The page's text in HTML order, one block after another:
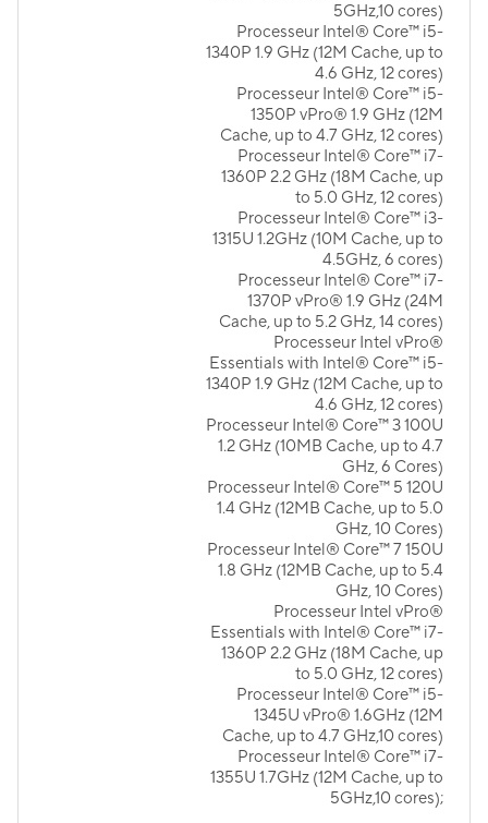
5GHz,10 cores)
Processeur Intel® Core™ i5-
1340P 1.9 GHz (12M Cache, up to
4.6 GHz, 12 cores)
Processeur Intel® Core™ i5-
1350P vPro® 1.9 GHz (12M
Cache, up to 4.7 GHz, 12 cores)
Processeur Intel® Core™ i7-
1360P 2.2 GHz (18M Cache, up
to 5.0 GHz, 12 cores)
Processeur Intel® Core™ i3-
1315U 1.2GHz (10M Cache, up to
4.5GHz, 6 cores)
Processeur Intel® Core™ i7-
1370P vPro® 1.9 GHz (24M
Cache, up to 5.2 GHz, 14 cores)
Processeur Intel vPro®
Essentials with Intel® Core™ i5-
1340P 1.9 GHz (12M Cache, up to
4.6 GHz, 12 cores)
Processeur Intel® Core™ 3 100U
1.2 GHz (10MB Cache, up to 4.7
GHz, 6 Cores)
Processeur Intel® Core™ 5 120U
1.4 GHz (12MB Cache, up to 5.0
GHz, 10 Cores)
Processeur Intel® Core™ 7 150U
1.8 GHz (12MB Cache, up to 5.4
GHz, 10 Cores)
Processeur Intel vPro®
Essentials with Intel® Core™ i7-
1360P 2.2 GHz (18M Cache, up
to 5.0 GHz, 12 cores)
Processeur Intel® Core™ i5-
1345U vPro® 1.6GHz (12M
Cache, up to 4.7 GHz,10 cores)
Processeur Intel® Core™ i7-
1355U 1.7GHz (12M Cache, up to
5GHz,10 cores);